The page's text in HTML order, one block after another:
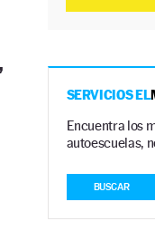
SERVICIOS EL
Encuentra los
autoescuelas,
BUSCAR